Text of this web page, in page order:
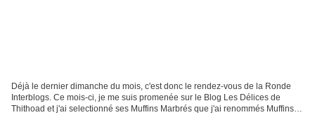
Déjà le dernier dimanche du mois, c'est donc le rendez-vous de la Ronde
Interblogs. Ce mois-ci, je me suis promenée sur le Blog Les Délices de
Thithoad et j'ai selectionné ses Muffins Marbrés que j'ai renommés Muffins